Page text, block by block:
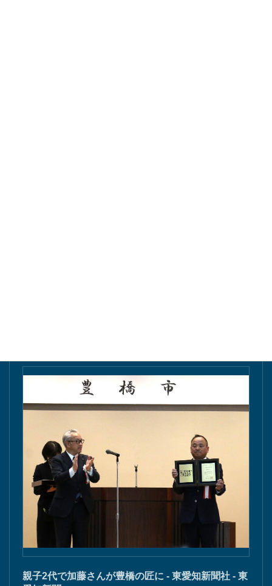
親子2代で加藤さんが豊橋の匠に - 東愛知新聞社 - 東